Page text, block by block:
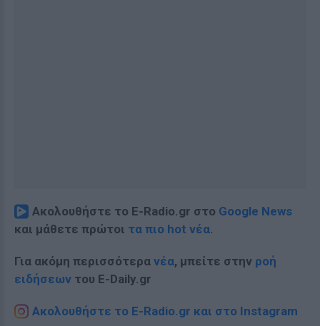
Ακολουθήστε το E-Radio.gr στο Google News
και μάθετε πρώτοι τα πιο hot νέα.
Για ακόμη περισσότερα νέα, μπείτε στην ροή
ειδήσεων του E-Daily.gr
Ακολουθήστε το E-Radio.gr και στο Instagram